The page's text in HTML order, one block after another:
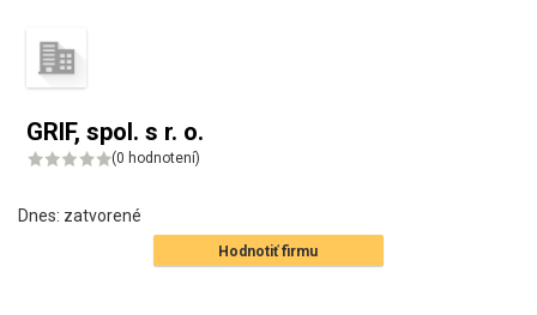
GRIF, spol. s r. o.
(0 hodnotení)
Dnes: zatvorené
Hodnotiť firmu